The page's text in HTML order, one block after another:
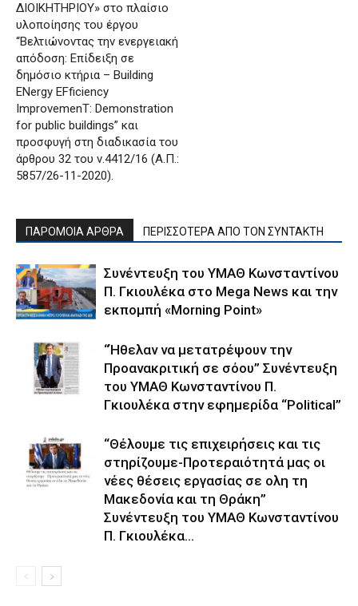
ΔΙΟΙΚΗΤΗΡΙΟΥ» στο πλαίσιο
υλοποίησης του έργου
“Βελτιώνοντας την ενεργειακή
απόδοση: Επίδειξη σε
δημόσιο κτήρια – Building
ENergy EFficiency
ImprovemenT: Demonstration
for public buildings” και
προσφυγή στη διαδικασία του
άρθρου 32 του ν.4412/16 (Α.Π.:
5857/26-11-2020).
ΠΑΡΟΜΟΙΑ ΑΡΘΡΑ ΠΕΡΙΣΣΟΤΕΡΑ ΑΠΟ ΤΟΝ ΣΥΝΤΑΚΤΗ
Συνέντευξη του ΥΜΑΘ Κωνσταντίνου
Π. Γκιουλέκα στο Mega News και την
εκπομπή «Morning Point»
“Ήθελαν να μετατρέψουν την
Προανακριτική σε σόου” Συνέντευξη
του ΥΜΑΘ Κωνσταντίνου Π.
Γκιουλέκα στην εφημερίδα “Political”
“Θέλουμε τις επιχειρήσεις και τις
στηρίζουμε-Προτεραιότητά μας οι
νέες θέσεις εργασίας σε ολη τη
Μακεδονία και τη Θράκη”
Συνέντευξη του ΥΜΑΘ Κωνσταντίνου
Π. Γκιουλέκα...